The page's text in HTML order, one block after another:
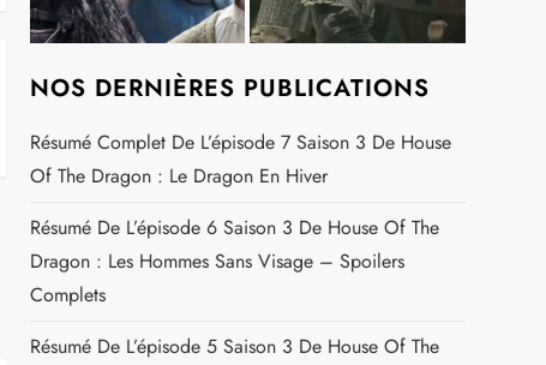
NOS DERNIÈRES PUBLICATIONS
Résumé Complet De L’épisode 7 Saison 3 De House
Of The Dragon : Le Dragon En Hiver
Résumé De L’épisode 6 Saison 3 De House Of The
Dragon : Les Hommes Sans Visage – Spoilers
Complets
Résumé De L’épisode 5 Saison 3 De House Of The